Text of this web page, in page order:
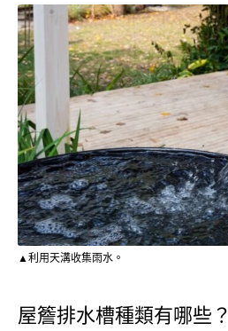
▲利用天溝收集雨水。
屋簷排水槽種類有哪些？